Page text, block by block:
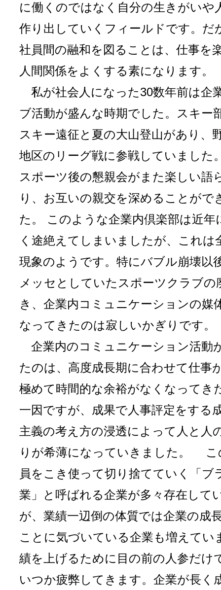
に働くのではなく自分の生きがいや
作り出していくフィールドです。だ
社員間の融和を図ることは、仕事を
人間関係をよくする素になります。
私が社会人になった30数年前は企
ブ活動が盛んな時期でした。スキー
スキー遠征と夏の大山登山があり、
地区のリーグ戦に参戦していました
スポーツ後の懇親会がまた楽しい語
り、お互いの親交を深めることがで
た。 このような企業内倶楽部は近年
く途絶えてしまいましたが、これは
現象のようです。特にバブル崩壊以
メッセとしていたスポーツクラブの
き、企業内コミュニケーションの媒
なってきたのは寂しいかぎりです。
企業内のコミュニケーション活動
たのは、高度成長期に合わせて仕事
極めて時間的な余裕がなくなってき
一因ですが、成果で人事評定をする
主義の考え方の浸透によって人と人
りが希薄になっていきました。 こ
員をこき使って切り捨てていく「ブ
業」と呼ばれる企業が多々存在して
が、業績一辺倒の体質では企業の成
ことに気づいている企業も増えてい
績を上げるために目の前の人参だけ
いつか疲弊してきます。企業が長く